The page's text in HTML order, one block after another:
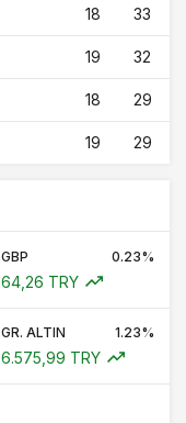
18 33
19 32
18 29
19 29
GBP 0.23%
64,26 TRY
GR. ALTIN 1.23%
6.575,99 TRY